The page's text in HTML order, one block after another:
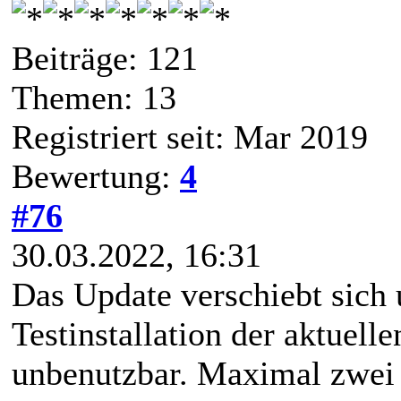
Beiträge: 121
Themen: 13
Registriert seit: Mar 2019
Bewertung: 4
#76
30.03.2022, 16:31
Das Update verschiebt
Testinstallation der
unbenutzbar. Maximal